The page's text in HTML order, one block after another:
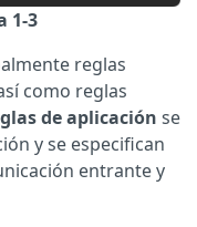
1-3
reglas
como reglas
de aplicación se
y se especifican
entrante y